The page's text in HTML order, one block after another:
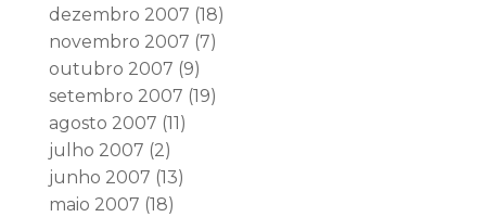
dezembro 2007 (18)
novembro 2007 (7)
outubro 2007 (9)
setembro 2007 (19)
agosto 2007 (11)
julho 2007 (2)
junho 2007 (13)
maio 2007 (18)